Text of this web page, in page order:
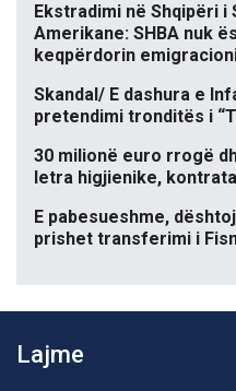
Ekstradimi në Shqipëri i
Amerikane: SHBA nuk
keqpërdorin
Skandal/ E dashura e
pretendimi tronditës i
30 milionë euro rrogë
letra higjienike,
E pabesueshme,
prishet transferimi i
Lajme